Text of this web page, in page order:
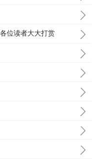
位读者大大打赏